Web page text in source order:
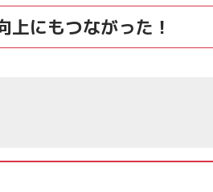
にもつながった！